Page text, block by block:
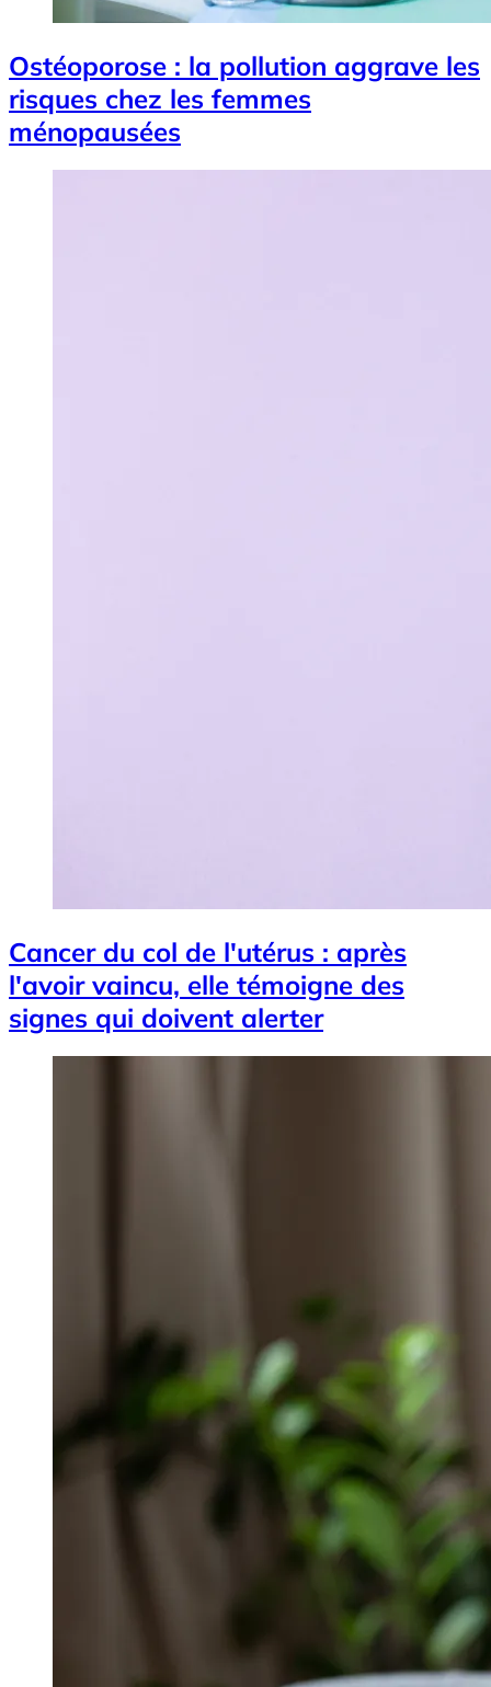
Ostéoporose : la pollution aggrave les
risques chez les femmes
ménopausées
Cancer du col de l'utérus : après
l'avoir vaincu, elle témoigne des
signes qui doivent alerter